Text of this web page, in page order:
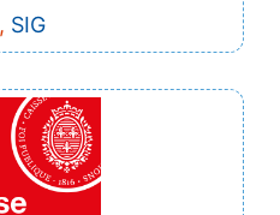
, SIG